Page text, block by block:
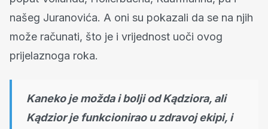
našeg Juranovića. A oni su pokazali da se na njih
može računati, što je i vrijednost uoči ovog
prijelaznoga roka.
Kaneko je možda i bolji od Kądziora, ali
Kądzior je funkcionirao u zdravoj ekipi, i